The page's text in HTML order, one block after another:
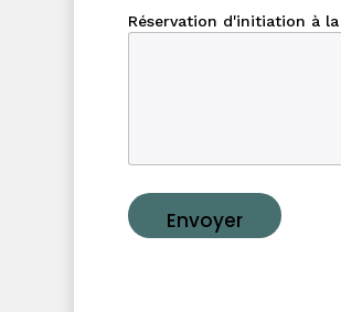
Réservation d'initiation à
Envoyer